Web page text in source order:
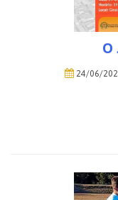
24/06/